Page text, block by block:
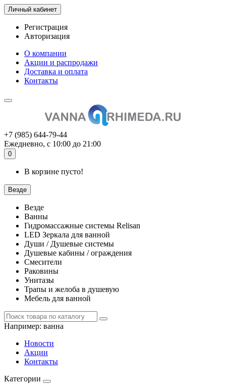
Личный кабинет
Регистрация
Авторизация
О компании
Акции и распродажи
Доставка и оплата
Контакты
+7 (985) 644-79-44
Ежедневно, с 10:00 до 21:00
0
В корзине пусто!
Везде
Везде
Ванны
Гидромассажные системы Relisan
LED Зеркала для ванной
Души / Душевые системы
Душевые кабины / ограждения
Смесители
Раковины
Унитазы
Трапы и желоба в душевую
Мебель для ванной
Например: ванна
Новости
Акции
Контакты
Категории